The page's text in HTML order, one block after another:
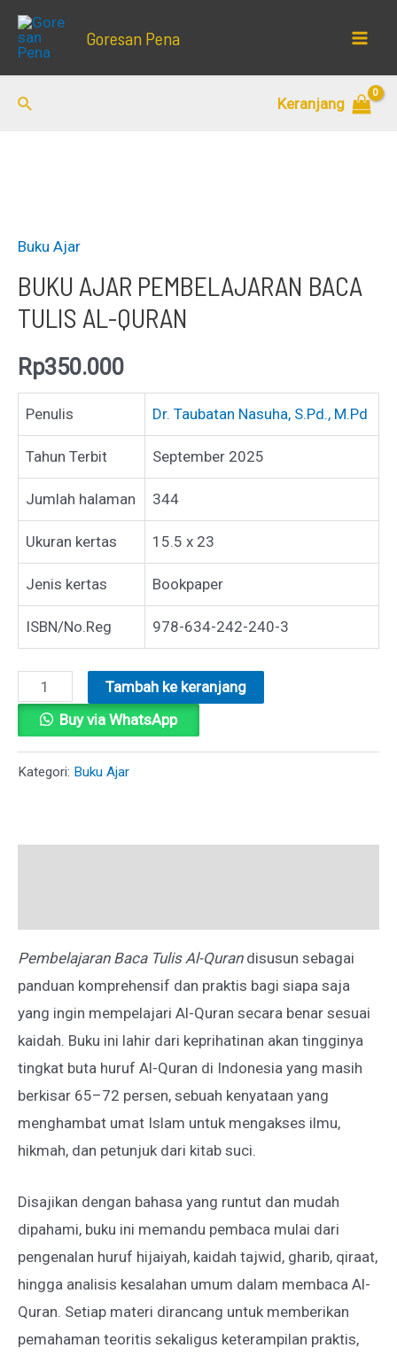
Lewati
Goresan Pena
Cari Keranjang
Buku Ajar
BUKU AJAR PEMBELAJARAN BACA
TULIS AL-QURAN
Rp350.000
Penulis Dr. Taubatan Nasuha, S.Pd., M.Pd
Tahun Terbit September 2025
Jumlah halaman 344
Ukuran kertas 15.5 x 23
Jenis kertas Bookpaper
ISBN/No.Reg 978-634-242-240-3
Kuantitas
BUKU
AJAR
PEMBELAJARAN
AL-
Tambah ke keranjang
Buy via WhatsApp
Kategori: Buku Ajar
Pembelajaran Baca Tulis Al-Qurandisusun sebagai
panduan komprehensif dan praktis bagi siapa saja
yang ingin mempelajari Al-Quran secara benar sesuai
kaidah. Buku ini lahir dari keprihatinan akan tingginya
tingkat buta huruf Al-Quran di Indonesia yang masih
berkisar 65–72 persen, sebuah kenyataan yang
menghambat umat Islam untuk mengakses ilmu,
hikmah, dan petunjuk dari kitab suci.
Disajikan dengan bahasa yang runtut dan mudah
dipahami, buku ini memandu pembaca mulai dari
pengenalan huruf hijaiyah, kaidah tajwid, gharib, qiraat,
hingga analisis kesalahan umum dalam membaca Al-
Quran. Setiap materi dirancang untuk memberikan
pemahaman teoritis sekaligus keterampilan praktis,